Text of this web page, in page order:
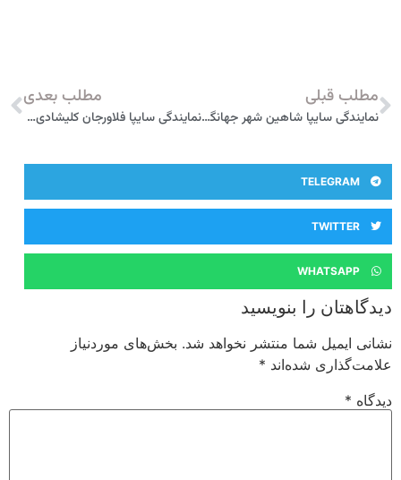
مطلب قبلی
نمایندگی سایپا شاهین شهر جهانگیری 3328
مطلب بعدی
نمایندگی سایپا فلاورجان کلیشادی 5788
TELEGRAM
TWITTER
WHATSAPP
دیدگاهتان را بنویسید
نشانی ایمیل شما منتشر نخواهد شد. بخش‌های موردنیاز
علامت‌گذاری شده‌اند*
دیدگاه*